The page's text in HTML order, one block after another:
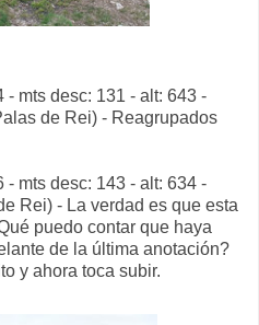
- mts desc: 131 - alt: 643 -
de Rei) - Reagrupados
- mts desc: 143 - alt: 634 -
Rei) - La verdad es que esta
puedo contar que haya
de la última anotación?
y ahora toca subir.